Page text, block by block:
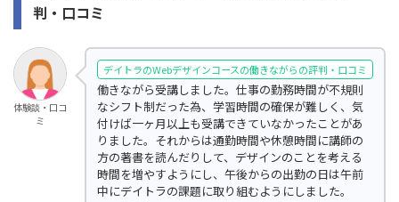
判・口コミ
体験談・口コ
ミ
デイトラのWebデザインコースの働きながらの評判・口コミ
働きながら受講しました。仕事の勤務時間が不規則
なシフト制だった為、学習時間の確保が難しく、気
付けば一ヶ月以上も受講できていなかったことがあ
りました。それからは通勤時間や休憩時間に講師の
方の著書を読んだりして、デザインのことを考える
時間を増やすようにし、午後からの出勤の日は午前
中にデイトラの課題に取り組むようにしました。